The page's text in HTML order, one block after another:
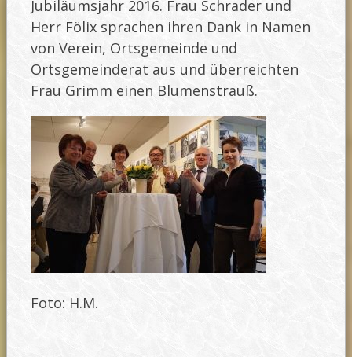
Jubiläumsjahr 2016. Frau Schrader und
Herr Fölix sprachen ihren Dank in Namen
von Verein, Ortsgemeinde und
Ortsgemeinderat aus und überreichten
Frau Grimm einen Blumenstrauß.
Foto: H.M.